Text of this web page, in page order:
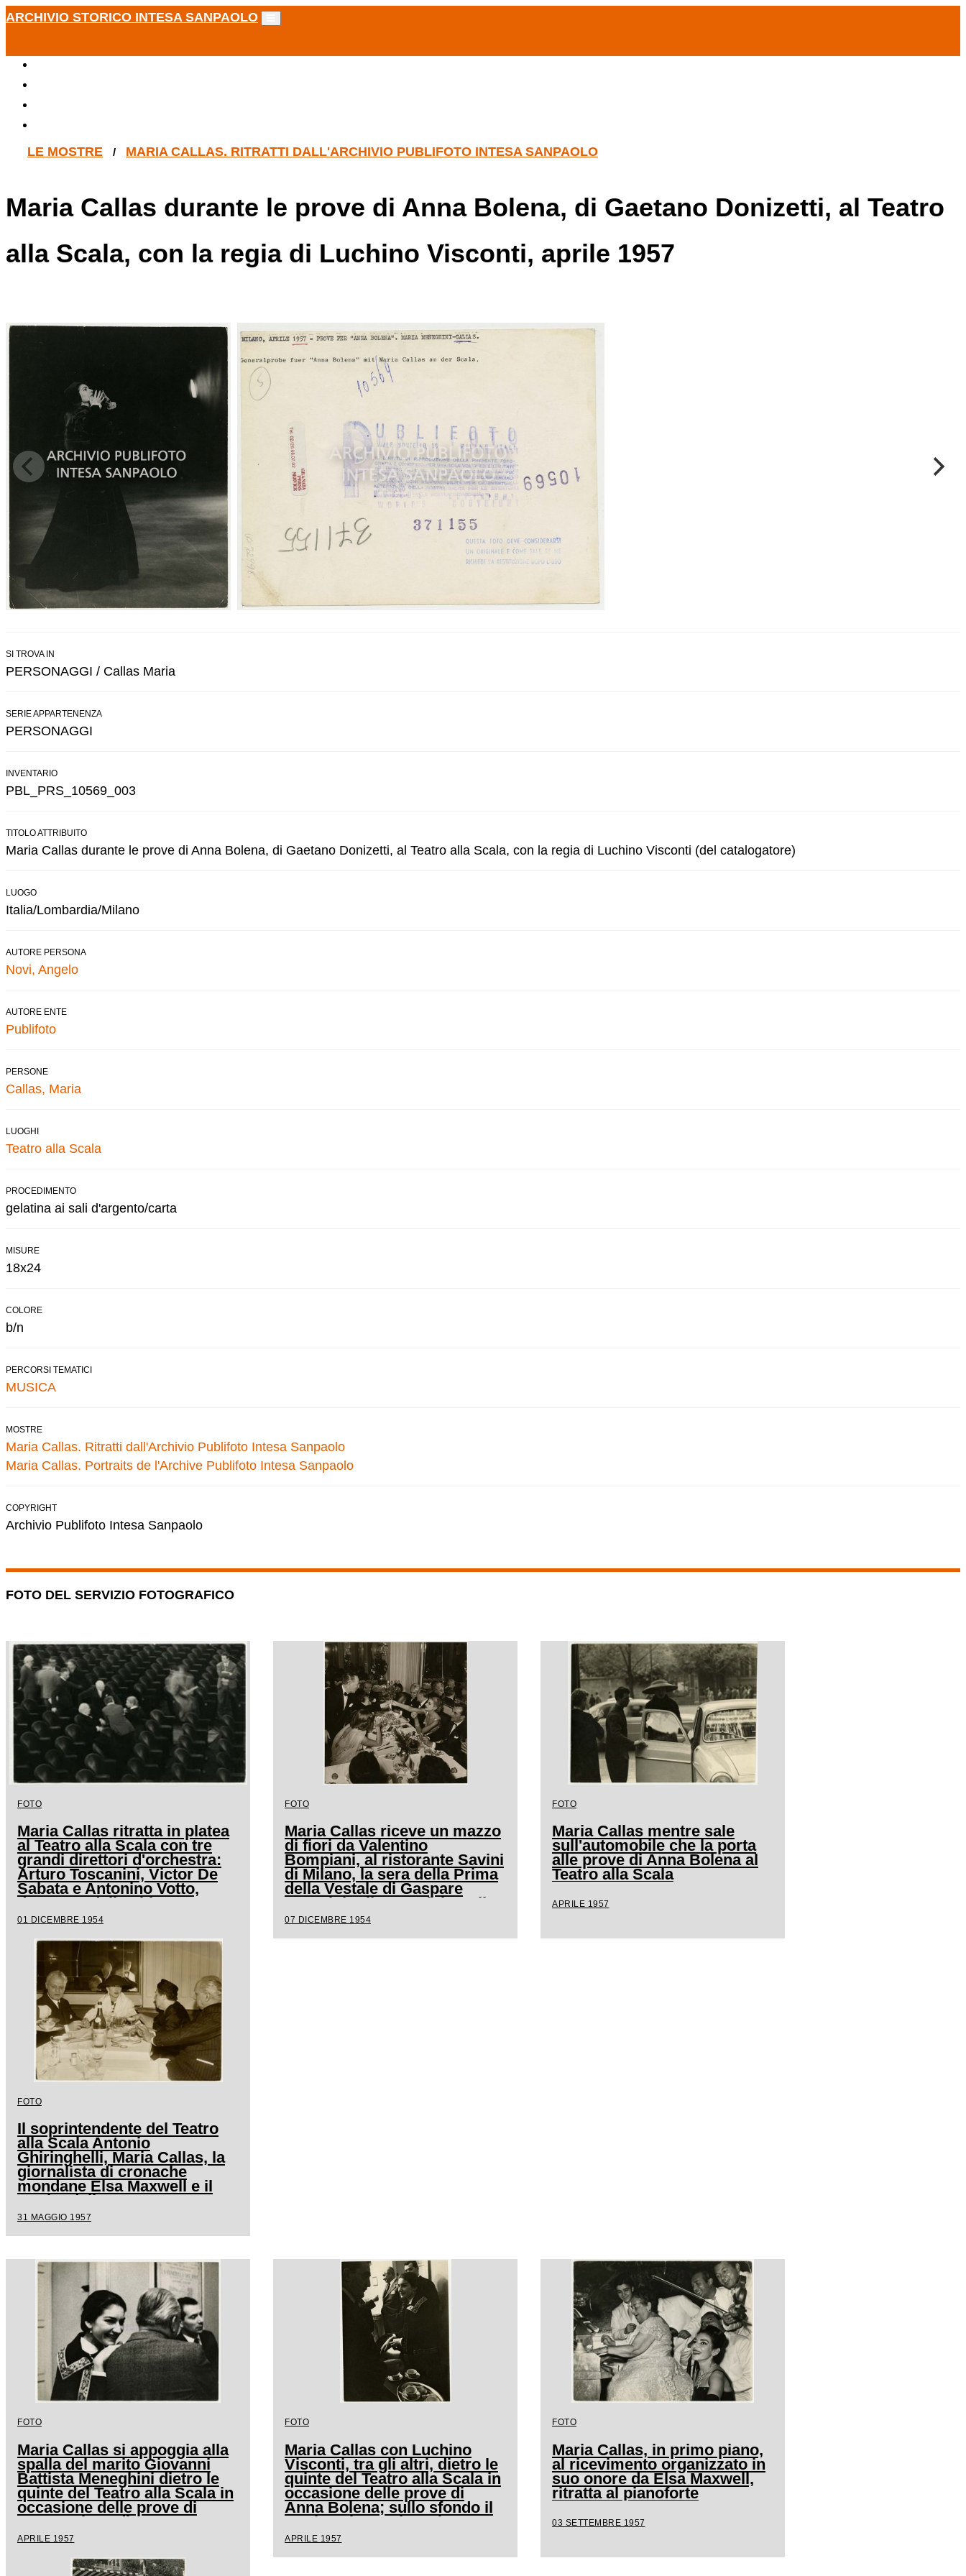
ARCHIVIO STORICO INTESA SANPAOLO
LE MOSTRE / MARIA CALLAS. RITRATTI DALL'ARCHIVIO PUBLIFOTO INTESA SANPAOLO
Maria Callas durante le prove di Anna Bolena, di Gaetano Donizetti, al Teatro
alla Scala, con la regia di Luchino Visconti, aprile 1957
SI TROVA IN
PERSONAGGI / Callas Maria
SERIE APPARTENENZA
PERSONAGGI
INVENTARIO
PBL_PRS_10569_003
TITOLO ATTRIBUITO
Maria Callas durante le prove di Anna Bolena, di Gaetano Donizetti, al Teatro alla Scala, con la regia di Luchino Visconti (del catalogatore)
LUOGO
Italia/Lombardia/Milano
AUTORE PERSONA
Novi, Angelo
AUTORE ENTE
Publifoto
PERSONE
Callas, Maria
LUOGHI
Teatro alla Scala
PROCEDIMENTO
gelatina ai sali d'argento/carta
MISURE
18x24
COLORE
b/n
PERCORSI TEMATICI
MUSICA
MOSTRE
Maria Callas. Ritratti dall'Archivio Publifoto Intesa Sanpaolo
Maria Callas. Portraits de l'Archive Publifoto Intesa Sanpaolo
COPYRIGHT
Archivio Publifoto Intesa Sanpaolo
FOTO DEL SERVIZIO FOTOGRAFICO
FOTO
Maria Callas ritratta in platea
al Teatro alla Scala con tre
grandi direttori d'orchestra:
Arturo Toscanini, Victor De
Sabata e Antonino Votto,
dopo una delle ultime prove
de La Vestale, opera che il 7
inaugurato la stagione lirica
scaligera
01 DICEMBRE 1954
FOTO
Maria Callas riceve un mazzo
di fiori da Valentino
Bompiani, al ristorante Savini
di Milano, la sera della Prima
della Vestale di Gaspare
Spontini. Alla sua sinistra il
regista Luchino Visconti, a
07 DICEMBRE 1954
FOTO
Maria Callas mentre sale
sull'automobile che la porta
alle prove di Anna Bolena al
Teatro alla Scala
APRILE 1957
FOTO
Il soprintendente del Teatro
alla Scala Antonio
Ghiringhelli, Maria Callas, la
giornalista di cronache
mondane Elsa Maxwell e il
marito della soprano
Giovanni Battista Meneghini
31 MAGGIO 1957
FOTO
Maria Callas si appoggia alla
spalla del marito Giovanni
Battista Meneghini dietro le
quinte del Teatro alla Scala in
occasione delle prove di
Anna Bolena di Gaetano
Donizetti
APRILE 1957
FOTO
Maria Callas con Luchino
Visconti, tra gli altri, dietro le
quinte del Teatro alla Scala in
occasione delle prove di
Anna Bolena; sullo sfondo il
marito Giovanni Battista
Meneghini
APRILE 1957
FOTO
Maria Callas, in primo piano,
al ricevimento organizzato in
suo onore da Elsa Maxwell,
ritratta al pianoforte
03 SETTEMBRE 1957